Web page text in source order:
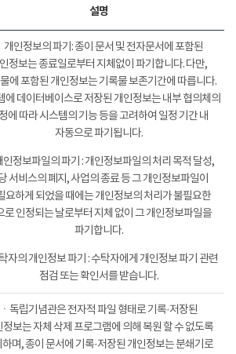
설명
개인정보의 파기: 종이 문서 및 전자문서에 포함된
정보는 종료일로부터 지체없이 파기합니다. 다만,
에 포함된 개인정보는 기록물 보존기간에 따릅니다.
에 데이터베이스로 저장된 개인정보는 내부 협의체의
에 따라 시스템의 기능 등을 고려하여 일정 기간 내
자동으로 파기됩니다.
인정보파일의 파기 : 개인정보파일의 처리 목적 달성,
서비스의 폐지, 사업의 종료 등 그 개인정보파일이
요하게 되었을 때에는 개인정보의 처리가 불필요한
로 인정되는 날로부터 지체 없이 그 개인정보파일을
파기합니다.
자의 개인정보 파기 : 수탁자에게 개인정보 파기 관련
점검 또는 확인서를 받습니다.
ㆍ독립기념관은 전자적 파일 형태로 기록·저장된
정보는 자체 삭제 프로그램에 의해 복원 할 수 없도록
며, 종이 문서에 기록·저장된 개인정보는 분쇄기로